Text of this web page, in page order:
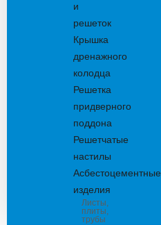
и
решеток
Крышка
дренажного
колодца
Решетка
придверного
поддона
Решетчатые
настилы
Асбестоцементные
изделия
Листы,
плиты,
трубы